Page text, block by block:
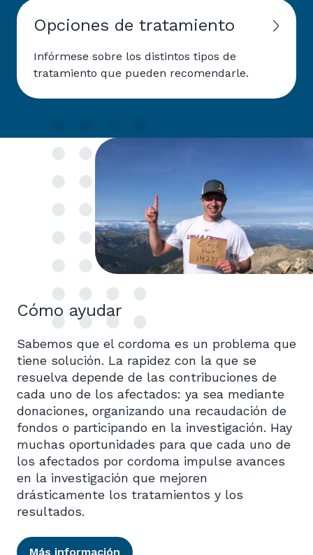
Opciones de tratamiento
Infórmese sobre los distintos tipos de
tratamiento que pueden recomendarle.
Cómo ayudar
Sabemos que el cordoma es un problema que
tiene solución. La rapidez con la que se
resuelva depende de las contribuciones de
cada uno de los afectados: ya sea mediante
donaciones, organizando una recaudación de
fondos o participando en la investigación. Hay
muchas oportunidades para que cada uno de
los afectados por cordoma impulse avances
en la investigación que mejoren
drásticamente los tratamientos y los
resultados.
Más información